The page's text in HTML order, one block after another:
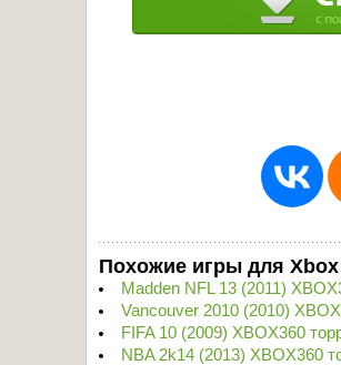
Похожие игры для Xbox
Madden NFL 13 (2011)
Vancouver 2010 (2010)
FIFA 10 (2009) XBOX360
NBA 2k14 (2013) XBOX360